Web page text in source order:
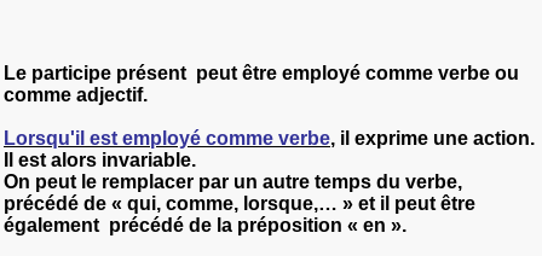
Le participe présent peut être employé comme verbe ou
comme adjectif.
Lorsqu'il est employé comme verbe, il exprime une action.
Il est alors invariable.
On peut le remplacer par un autre temps du verbe,
précédé de « qui, comme, lorsque,… » et il peut être
également précédé de la préposition « en ».